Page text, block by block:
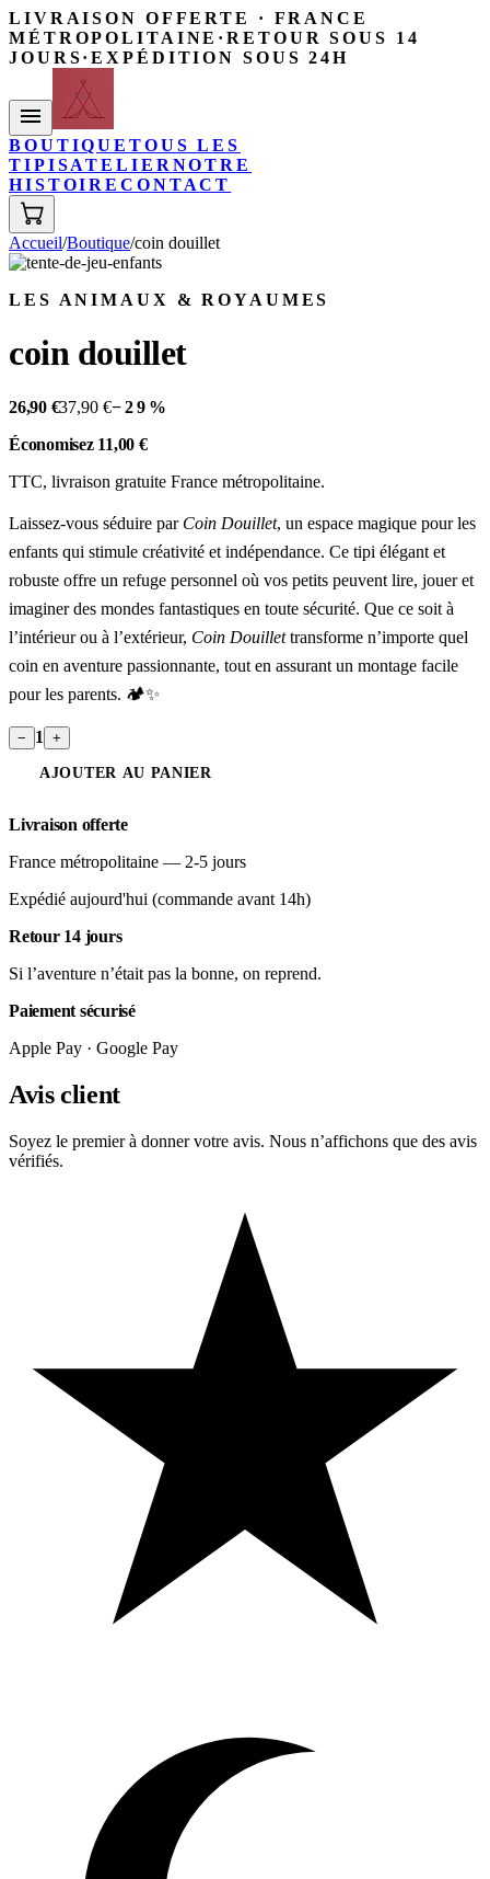
LIVRAISON OFFERTE · FRANCE
MÉTROPOLITAINE ·RETOUR SOUS 14
JOURS·EXPÉDITION SOUS 24H
BOUTIQUETOUS LES
TIPISATELIER NOTRE
HISTOIRECONTACT
Accueil/Boutique/coin douillet
LES ANIMAUX & ROYAUMES
coin douillet
26,90 €37,90 €−29 %
Économisez 11,00 €
TTC, livraison gratuite France métropolitaine.
Laissez-vous séduire par Coin Douillet, un espace magique pour les
enfants qui stimule créativité et indépendance. Ce tipi élégant et
robuste offre un refuge personnel où vos petits peuvent lire, jouer et
imaginer des mondes fantastiques en toute sécurité. Que ce soit à
l’intérieur ou à l’extérieur, Coin Douillettransforme n’importe quel
coin en aventure passionnante, tout en assurant un montage facile
pour les parents. 🏕️✨
− 1 +
AJOUTER AU PANIER
Livraison offerte
France métropolitaine — 2-5 jours
Expédié aujourd'hui (commande avant 14h)
Retour 14 jours
Si l’aventure n’était pas la bonne, on reprend.
Paiement sécurisé
Apple Pay · Google Pay
Avis client
Soyez le premier à donner votre avis. Nous n’affichons que des avis
vérifiés.